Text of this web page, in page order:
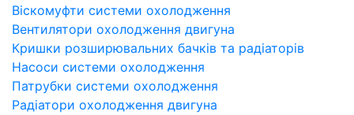
Віскомуфти системи охолодження
Вентилятори охолодження двигуна
Кришки розширювальних бачків та радіаторів
Насоси системи охолодження
Патрубки системи охолодження
Радіатори охолодження двигуна